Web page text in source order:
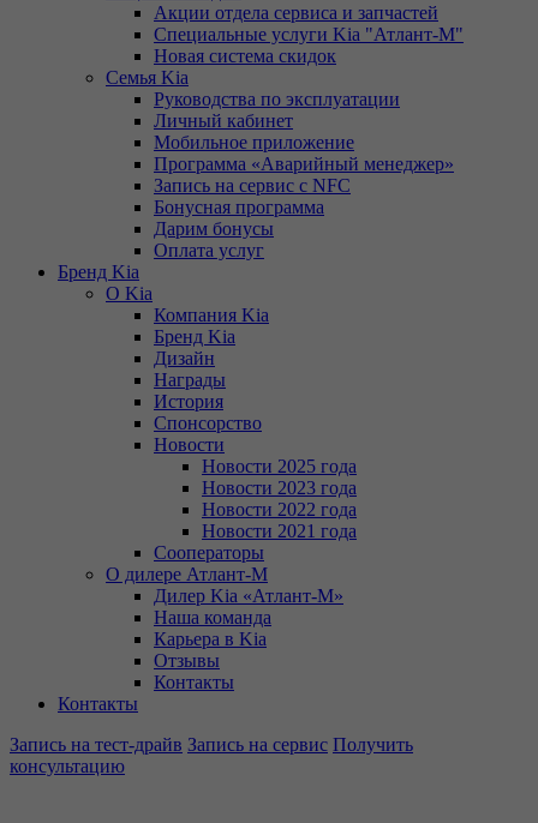
Акции отдела сервиса и запчастей
Специальные услуги Kia "Атлант-М"
Новая система скидок
Семья Kia
Руководства по эксплуатации
Личный кабинет
Мобильное приложение
Программа «Аварийный менеджер»
Запись на сервис с NFC
Бонусная программа
Дарим бонусы
Оплата услуг
Бренд Kia
О Kia
Компания Kia
Бренд Kia
Дизайн
Награды
История
Спонсорство
Новости
Новости 2025 года
Новости 2023 года
Новости 2022 года
Новости 2021 года
Сооператоры
О дилере Атлант-М
Дилер Kia «Атлант-М»
Наша команда
Карьера в Kia
Отзывы
Контакты
Контакты
Запись на тест-драйв Запись на сервис Получить
консультацию